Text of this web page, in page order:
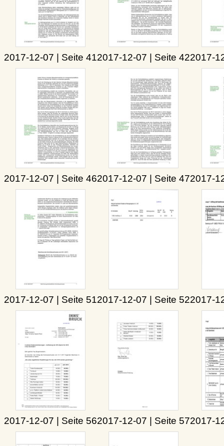
2017-12-07 | Seite 412017-12-07 | Seite 422017-
2017-12-07 | Seite 462017-12-07 | Seite 472017-
2017-12-07 | Seite 512017-12-07 | Seite 522017-
2017-12-07 | Seite 562017-12-07 | Seite 572017-